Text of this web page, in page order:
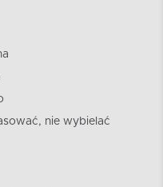
nie wybielać